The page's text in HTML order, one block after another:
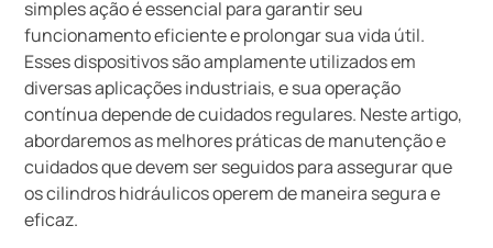
simples ação é essencial para garantir seu
funcionamento eficiente e prolongar sua vida útil.
Esses dispositivos são amplamente utilizados em
diversas aplicações industriais, e sua operação
contínua depende de cuidados regulares. Neste artigo,
abordaremos as melhores práticas de manutenção e
cuidados que devem ser seguidos para assegurar que
os cilindros hidráulicos operem de maneira segura e
eficaz.